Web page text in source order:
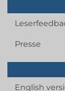
Presse
English